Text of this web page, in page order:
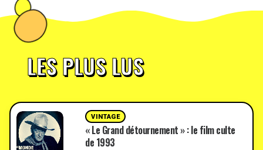
LES PLUS LUS
VINTAGE
« Le Grand détournement » : le film culte
de 1993